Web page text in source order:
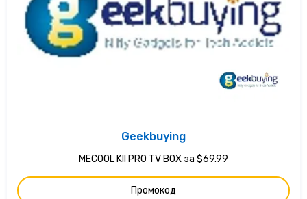
Geekbuying
MECOOL KII PRO TV BOX за $69.99
Промокод